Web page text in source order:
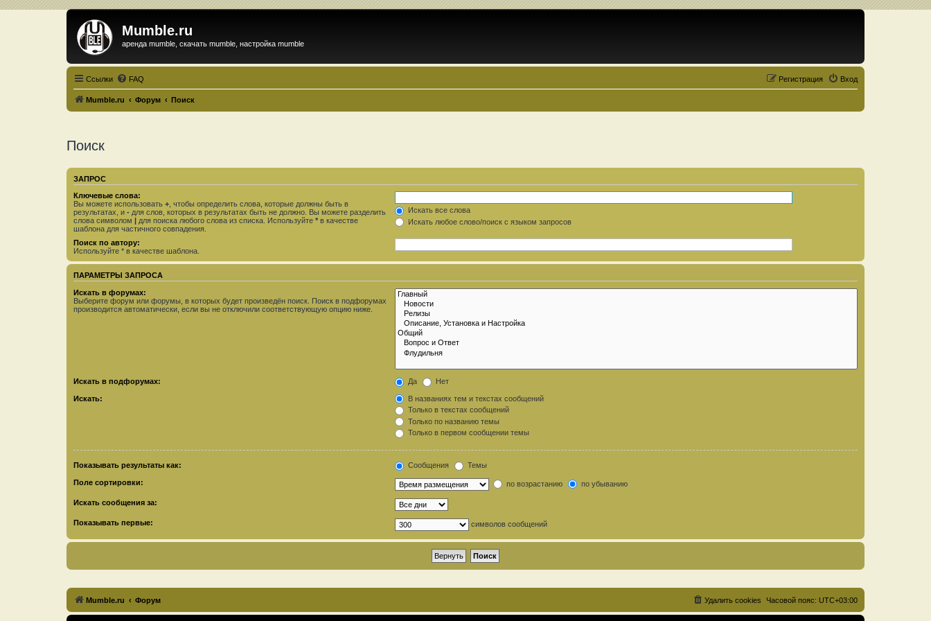
Mumble.ru
аренда mumble, скачать mumble, настройка mumble
Ссылки FAQ Вход
Регистрация
Mumble.ru Форум Поиск
Поиск
ЗАПРОС
Ключевые слова:
Вы можете использовать + , чтобы определить слова, которые должны быть в
результатах, и - для слов, которых в результатах быть не должно. Вы можете разделить
слова символом | для поиска любого слова из списка. Используйте * в качестве
шаблона для частичного совпадения.
Искать все слова
Искать любое слово/поиск с языком запросов
Поиск по автору:
Используйте * в качестве шаблона.
ПАРАМЕТРЫ ЗАПРОСА
Искать в форумах:
Выберите форум или форумы, в которых будет произведён поиск. Поиск в подфорумах
производится автоматически, если вы не отключили соответствующую опцию ниже.
Искать в подфорумах: Да Нет
Искать:
В названиях тем и текстах сообщений
Только в текстах сообщений
Только по названию темы
Только в первом сообщении темы
Показывать результаты как: Сообщения Темы
Поле сортировки: по возрастанию по убыванию
Искать сообщения за:
Показывать первые: символов сообщений
Mumble.ru Форум Часовой пояс: UTC+03:00
Удалить cookies